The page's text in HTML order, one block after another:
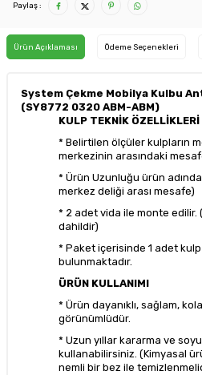
Paylaş :
Ürün Açıklaması Ödeme Seçenekleri
System Çekme Mobilya Kulbu
(SY8772 0320 ABM-ABM)
KULP TEKNİK ÖZELLİKLERİ
* Belirtilen ölçüler kulpların
merkezinin arasındaki
* Ürün Uzunluğu ürün
merkez deliği arası mesafe)
* 2 adet vida ile monte edilir.
dahildir)
* Paket içerisinde 1 adet
bulunmaktadır.
ÜRÜN KULLANIMI
* Ürün dayanıklı, sağlam,
görünümlüdür.
* Uzun yıllar kararma ve
kullanabilirsiniz. (Kimyasal
nemli bir bez ile